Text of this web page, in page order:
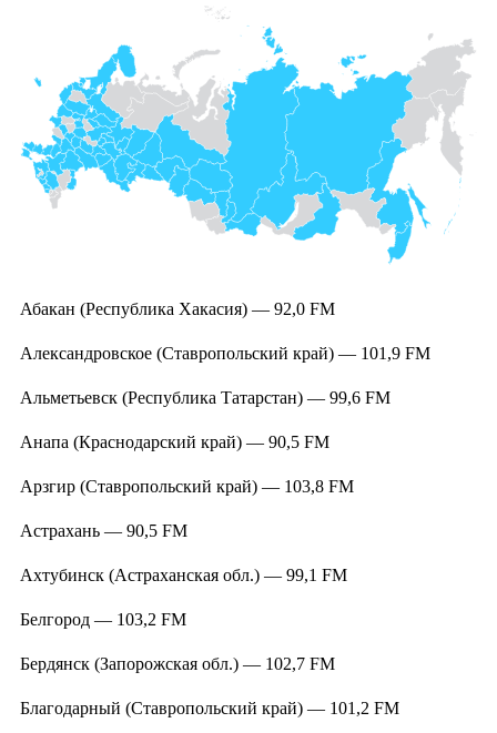
Абакан (Республика Хакасия) — 92,0 FM
Александровское (Ставропольский край) — 101,9 FM
Альметьевск (Республика Татарстан) — 99,6 FM
Анапа (Краснодарский край) — 90,5 FM
Арзгир (Ставропольский край) — 103,8 FM
Астрахань — 90,5 FM
Ахтубинск (Астраханская обл.) — 99,1 FM
Белгород — 103,2 FM
Бердянск (Запорожская обл.) — 102,7 FM
Благодарный (Ставропольский край) — 101,2 FM